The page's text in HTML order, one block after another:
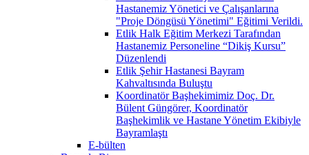
Hastanemiz Yönetici ve Çalışanlarına
"Proje Döngüsü Yönetimi" Eğitimi Verildi.
Etlik Halk Eğitim Merkezi Tarafından
Hastanemiz Personeline “Dikiş Kursu”
Düzenlendi
Etlik Şehir Hastanesi Bayram
Kahvaltısında Buluştu
Koordinatör Başhekimimiz Doç. Dr.
Bülent Güngörer, Koordinatör
Başhekimlik ve Hastane Yönetim Ekibiyle
Bayramlaştı
E-bülten